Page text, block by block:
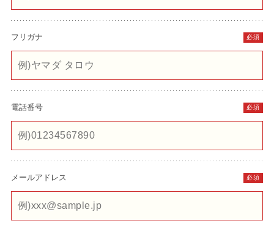
フリガナ 必須
電話番号 必須
メールアドレス 必須